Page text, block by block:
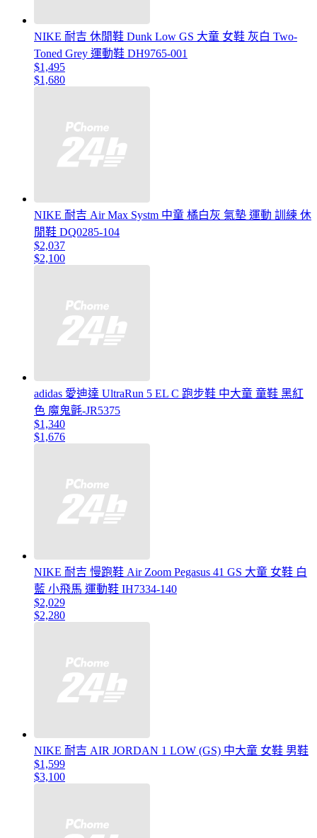
NIKE 耐吉 休閒鞋 Dunk Low GS 大童 女鞋 灰白 Two-
Toned Grey 運動鞋 DH9765-001
$1,495
$1,680
NIKE 耐吉 Air Max Systm 中童 橘白灰 氣墊 運動 訓練 休
閒鞋 DQ0285-104
$2,037
$2,100
adidas 愛迪達 UltraRun 5 EL C 跑步鞋 中大童 童鞋 黑紅
色 魔鬼氈-JR5375
$1,340
$1,676
NIKE 耐吉 慢跑鞋 Air Zoom Pegasus 41 GS 大童 女鞋 白
藍 小飛馬 運動鞋 IH7334-140
$2,029
$2,280
NIKE 耐吉 AIR JORDAN 1 LOW (GS) 中大童 女鞋 男鞋
$1,599
$3,100